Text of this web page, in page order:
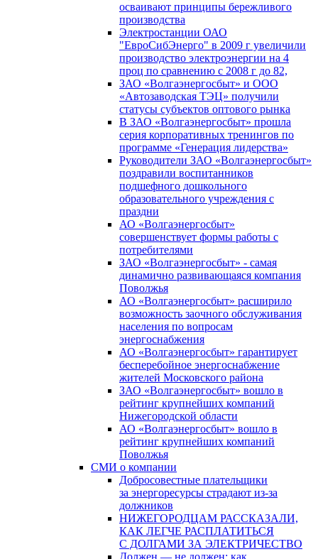
осваивают принципы бережливого
производства
Электростанции ОАО
"ЕвроСибЭнерго" в 2009 г увеличили
производство электроэнергии на 4
проц по сравнению с 2008 г до 82,
ЗАО «Волгаэнергосбыт» и ООО
«Автозаводская ТЭЦ» получили
статусы субъектов оптового рынка
В ЗАО «Волгаэнергосбыт» прошла
серия корпоративных тренингов по
программе «Генерация лидерства»
Руководители ЗАО «Волгаэнергосбыт»
поздравили воспитанников
подшефного дошкольного
образовательного учреждения с
праздни
АО «Волгаэнергосбыт»
совершенствует формы работы с
потребителями
ЗАО «Волгаэнергосбыт» - самая
динамично развивающаяся компания
Поволжья
АО «Волгаэнергосбыт» расширило
возможность заочного обслуживания
населения по вопросам
энергоснабжения
АО «Волгаэнергосбыт» гарантирует
бесперебойное энергоснабжение
жителей Московского района
ЗАО «Волгаэнергосбыт» вошло в
рейтинг крупнейших компаний
Нижегородской области
АО «Волгаэнергосбыт» вошло в
рейтинг крупнейших компаний
Поволжья
СМИ о компании
Добросовестные плательщики
за энергоресурсы страдают из-за
должников
НИЖЕГОРОДЦАМ РАССКАЗАЛИ,
КАК ЛЕГЧЕ РАСПЛАТИТЬСЯ
С ДОЛГАМИ ЗА ЭЛЕКТРИЧЕСТВО